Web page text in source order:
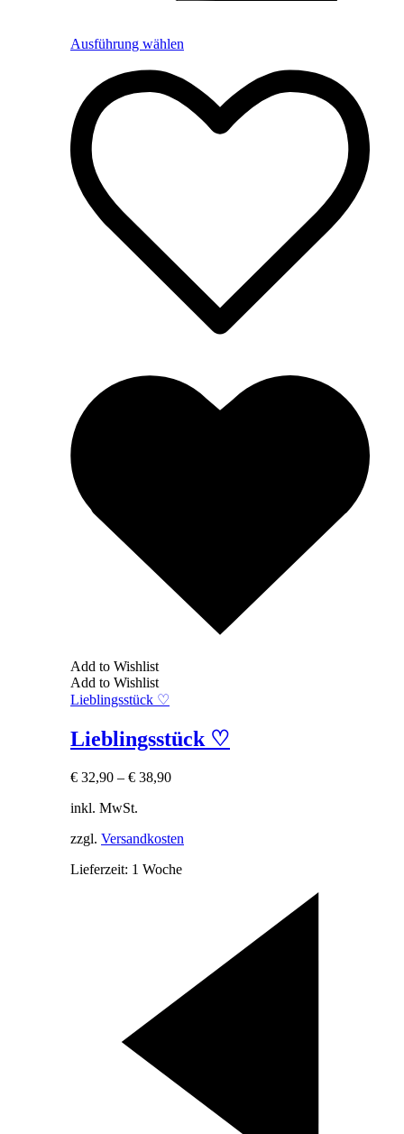
Ausführung wählen
Add to Wishlist
Add to Wishlist
Lieblingsstück ♡
Lieblingsstück ♡
€ 32,90 – € 38,90
inkl. MwSt.
zzgl. Versandkosten
Lieferzeit: 1 Woche